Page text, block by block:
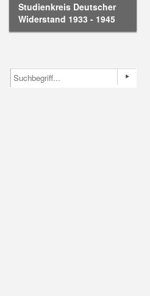
Studienkreis Deutscher
Widerstand 1933 - 1945